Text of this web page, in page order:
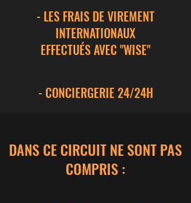
- LES FRAIS DE VIREMENT
INTERNATIONAUX
EFFECTUÉS AVEC "WISE"
- CONCIERGERIE 24/24H
DANS CE CIRCUIT NE SONT PAS
COMPRIS :